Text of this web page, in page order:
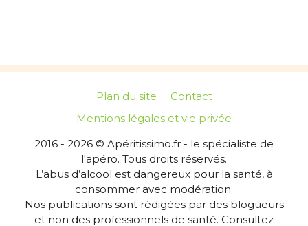
Plan du site
Contact
Mentions légales et vie privée
2016 - 2026 © Apéritissimo.fr - le spécialiste de
l'apéro. Tous droits réservés.
L’abus d’alcool est dangereux pour la santé, à
consommer avec modération.
Nos publications sont rédigées par des blogueurs
et non des professionnels de santé. Consultez